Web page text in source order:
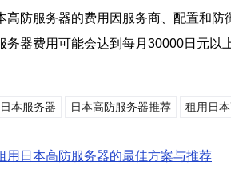
高防服务器的费用因服务商、配置和
务器费用可能会达到每月30000日元
日本服务器 日本高防服务器推荐 租用日
用日本高防服务器的最佳方案与推荐